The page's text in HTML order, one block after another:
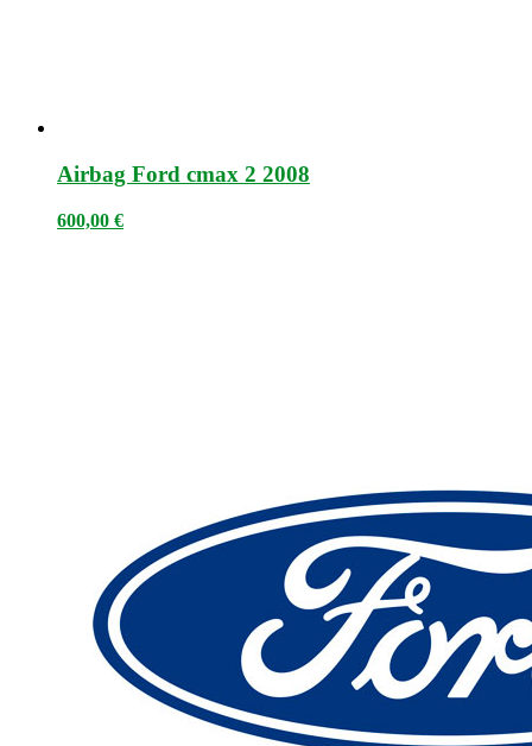
Airbag Ford cmax 2 2008
600,00 €